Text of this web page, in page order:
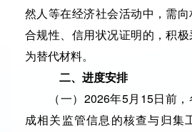
然人等在经济社会活动中，需
合规性、信用状况证明的，积
为替代材料。
二、进度安排
（一）2026年5月15日前，
成相关监管信息的核查与归集